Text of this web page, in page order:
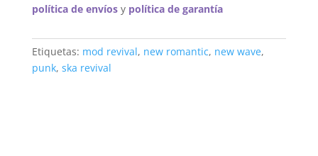
política de envíosy política de garantía
Etiquetas: mod revival, new romantic, new wave,
punk, ska revival